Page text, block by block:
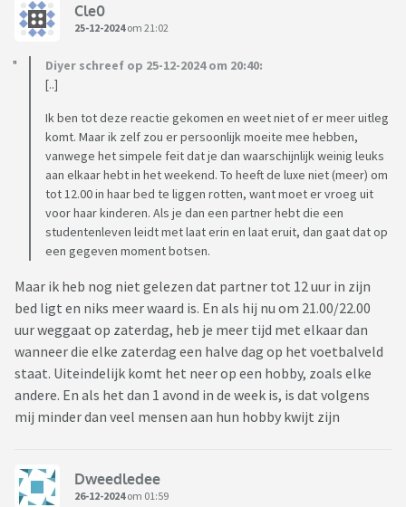
Cle0
25-12-2024om 21:02
Diyer schreef op 25-12-2024 om 20:40:
[..]
Ik ben tot deze reactie gekomen en weet niet of er meer uitleg
komt. Maar ik zelf zou er persoonlijk moeite mee hebben,
vanwege het simpele feit dat je dan waarschijnlijk weinig leuks
aan elkaar hebt in het weekend. To heeft de luxe niet (meer) om
tot 12.00 in haar bed te liggen rotten, want moet er vroeg uit
voor haar kinderen. Als je dan een partner hebt die een
studentenleven leidt met laat erin en laat eruit, dan gaat dat op
een gegeven moment botsen.
Maar ik heb nog niet gelezen dat partner tot 12 uur in zijn
bed ligt en niks meer waard is. En als hij nu om 21.00/22.00
uur weggaat op zaterdag, heb je meer tijd met elkaar dan
wanneer die elke zaterdag een halve dag op het voetbalveld
staat. Uiteindelijk komt het neer op een hobby, zoals elke
andere. En als het dan 1 avond in de week is, is dat volgens
mij minder dan veel mensen aan hun hobby kwijt zijn
Dweedledee
26-12-2024om 01:59